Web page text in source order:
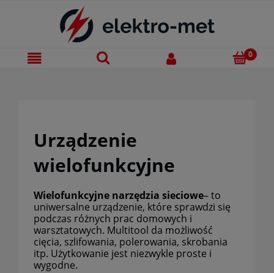
Urządzenie
wielofunkcyjne
Wielofunkcyjne narzędzia sieciowe– to
uniwersalne urządzenie, które sprawdzi się
podczas różnych prac domowych i
warsztatowych. Multitool da możliwość
cięcia, szlifowania, polerowania, skrobania
itp. Użytkowanie jest niezwykle proste i
wygodne.